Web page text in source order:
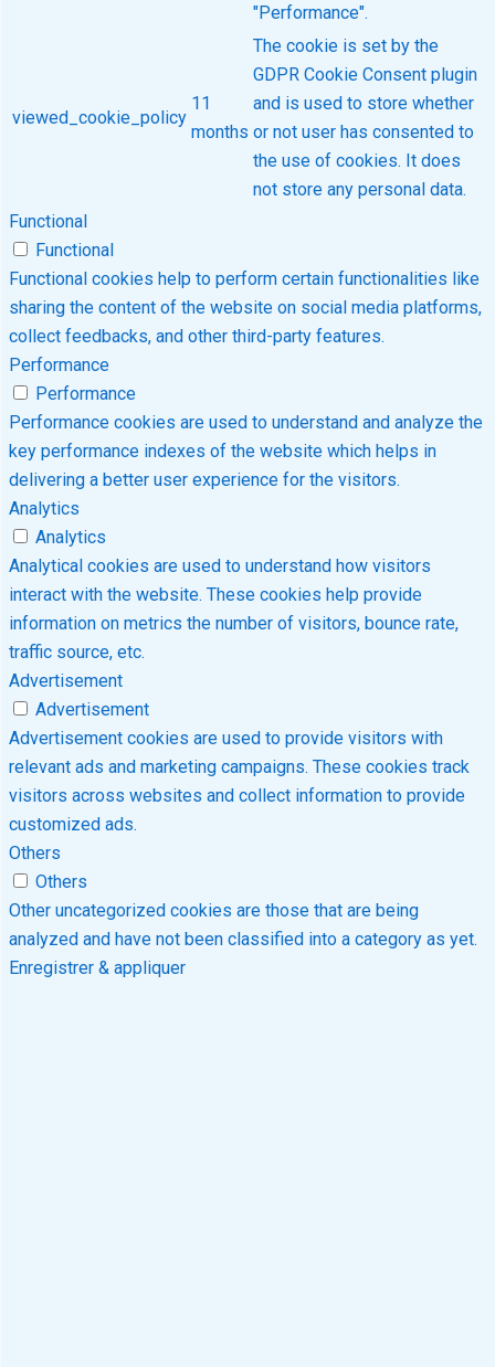
"Performance".
viewed_cookie_policy
11
months
The cookie is set by the
GDPR Cookie Consent plugin
and is used to store whether
or not user has consented to
the use of cookies. It does
not store any personal data.
Functional
Functional
Functional cookies help to perform certain functionalities like
sharing the content of the website on social media platforms,
collect feedbacks, and other third-party features.
Performance
Performance
Performance cookies are used to understand and analyze the
key performance indexes of the website which helps in
delivering a better user experience for the visitors.
Analytics
Analytics
Analytical cookies are used to understand how visitors
interact with the website. These cookies help provide
information on metrics the number of visitors, bounce rate,
traffic source, etc.
Advertisement
Advertisement
Advertisement cookies are used to provide visitors with
relevant ads and marketing campaigns. These cookies track
visitors across websites and collect information to provide
customized ads.
Others
Others
Other uncategorized cookies are those that are being
analyzed and have not been classified into a category as yet.
Enregistrer & appliquer